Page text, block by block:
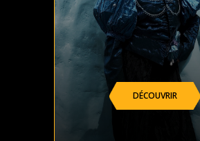
DÉCOUVRIR